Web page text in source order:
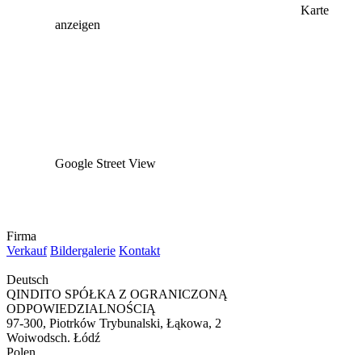
Karte
anzeigen
Google Street View
Firma
Verkauf Bildergalerie Kontakt
Deutsch
QINDITO SPÓŁKA Z OGRANICZONĄ
ODPOWIEDZIALNOŚCIĄ
97-300, Piotrków Trybunalski, Łąkowa, 2
Woiwodsch. Łódź